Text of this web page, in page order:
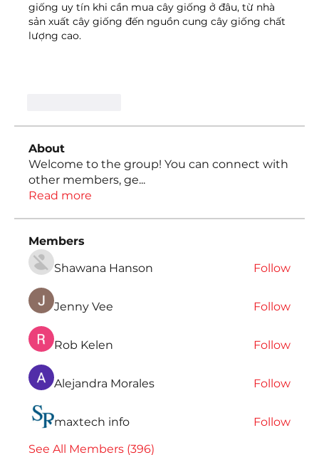
giống uy tín khi cần mua cây giống ở đâu, từ nhà
sản xuất cây giống đến nguồn cung cây giống chất
lượng cao.
About
Welcome to the group! You can connect with
other members, ge...
Read more
Members
Shawana Hanson
Follow
Jenny Vee Follow
Rob Kelen Follow
Alejandra Morales Follow
maxtech info
Follow
See All Members (396)